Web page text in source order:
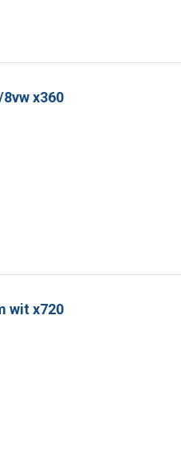
x360
wit x720